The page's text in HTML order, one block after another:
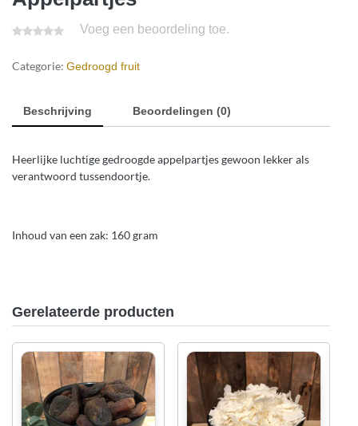
Voeg een beoordeling toe.
Categorie: Gedroogd fruit
Beschrijving Beoordelingen (0)
Heerlijke luchtige gedroogde appelpartjes gewoon lekker als
verantwoord tussendoortje.
Inhoud van een zak: 160 gram
Gerelateerde producten